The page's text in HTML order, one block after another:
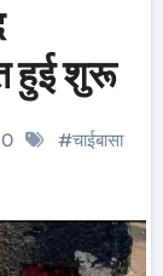
हुई शुरू
#चाईबासा